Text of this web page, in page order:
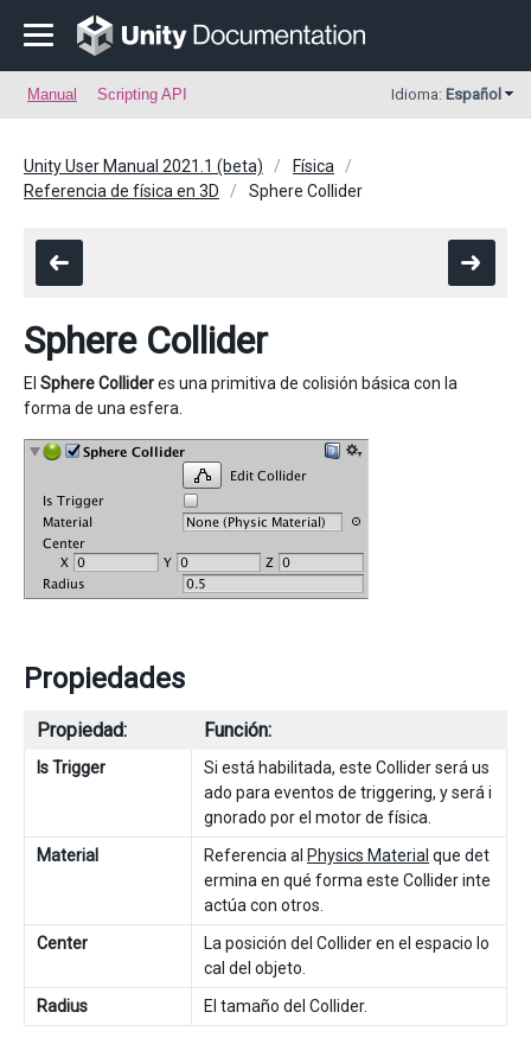
Manual Scripting API Idioma: Español
Unity User Manual 2021.1 (beta)
Física
Referencia de física en 3D
Sphere Collider
Sphere Collider
El Sphere Collideres una primitiva de colisión básica con la
forma de una esfera.
Propiedades
Propiedad: Función:
Is Trigger
Si está habilitada, este Collider será us
ado para eventos de triggering, y será i
gnorado por el motor de física.
Material
Referencia al Physics Material que det
ermina en qué forma este Collider inte
actúa con otros.
Center
La posición del Collider en el espacio lo
cal del objeto.
Radius
El tamaño del Collider.